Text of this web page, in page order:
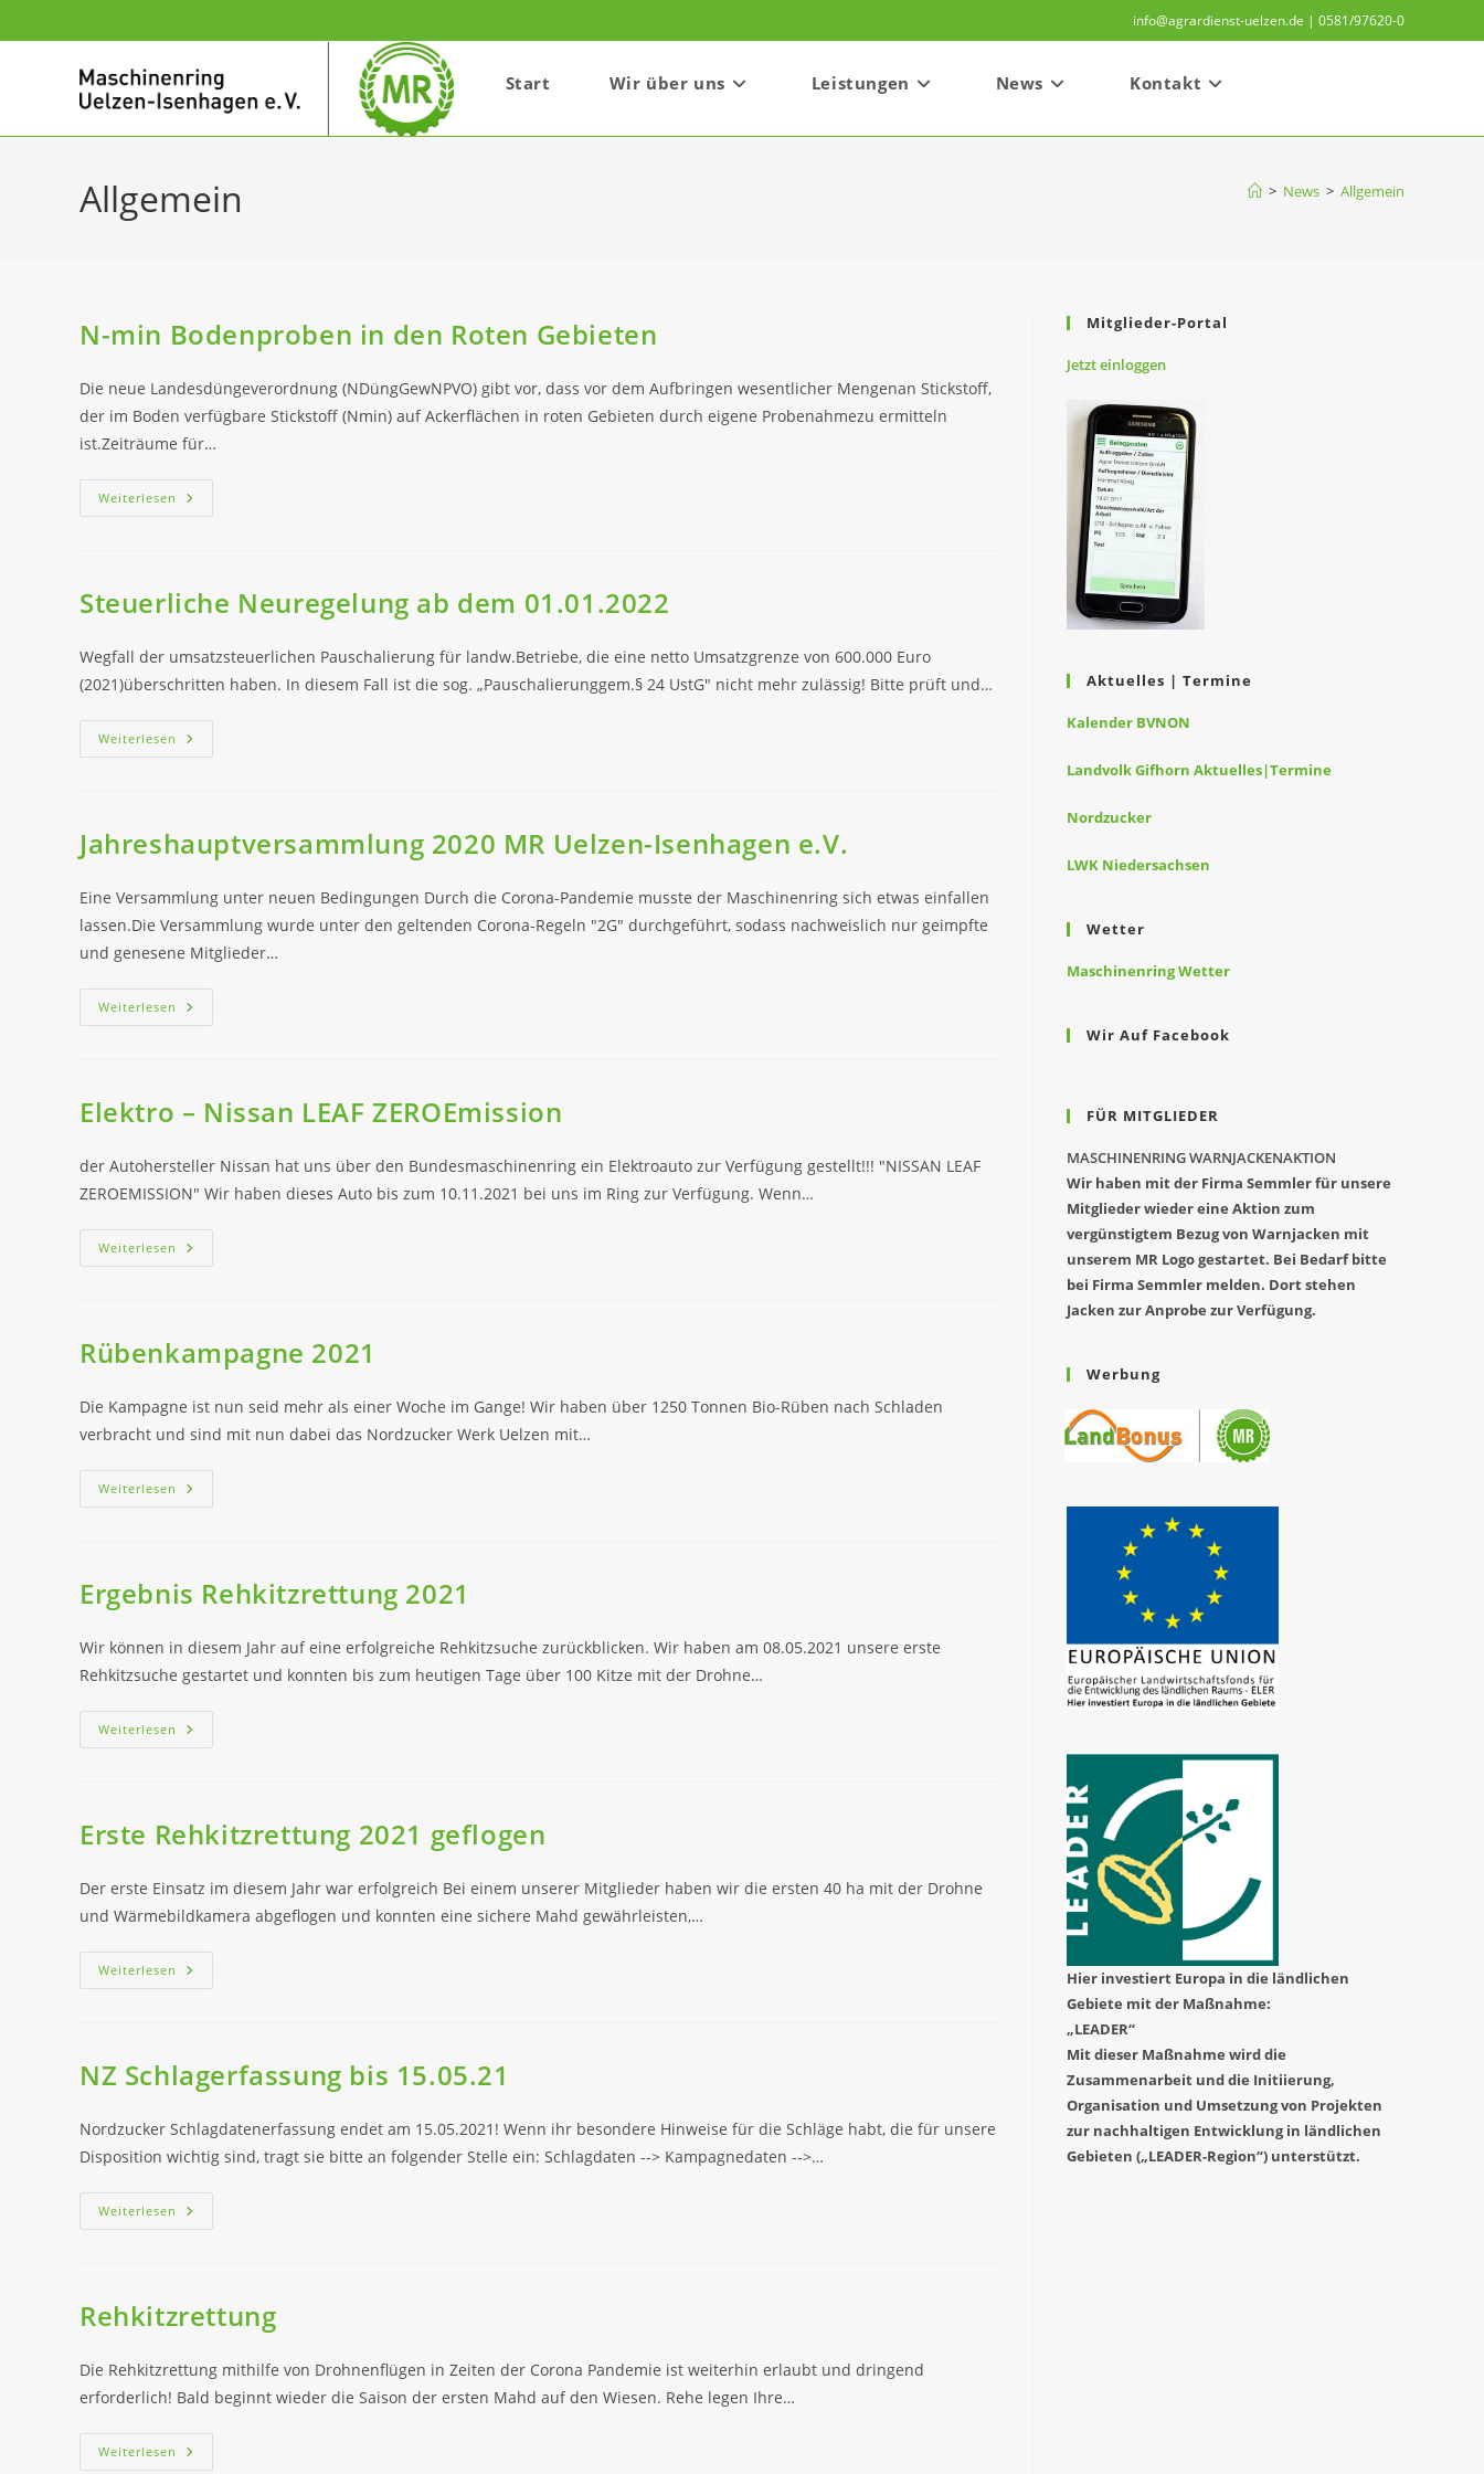
Inhalt
info@agrardienst-uelzen.de | 0581/97620-0
Start Wir über uns Leistungen News Kontakt
Allgemein > News > Allgemein
N-min Bodenproben in den Roten Gebieten
Die neue Landesdüngeverordnung (NDüngGewNPVO) gibt vor, dass vor dem Aufbringen wesentlicher Mengenan Stickstoff,
der im Boden verfügbare Stickstoff (Nmin) auf Ackerflächen in roten Gebieten durch eigene Probenahmezu ermitteln
ist.Zeiträume für…
Weiterlesen N-
Min
Gebieten
Steuerliche Neuregelung ab dem 01.01.2022
Wegfall der umsatzsteuerlichen Pauschalierung für landw.Betriebe, die eine netto Umsatzgrenze von 600.000 Euro
(2021)überschritten haben. In diesem Fall ist die sog. „Pauschalierunggem.§ 24 UstG" nicht mehr zulässig! Bitte prüft und…
Weiterlesen Steuerliche
Neuregelung
Jahreshauptversammlung 2020 MR Uelzen-Isenhagen e.V.
Eine Versammlung unter neuen Bedingungen Durch die Corona-Pandemie musste der Maschinenring sich etwas einfallen
lassen.Die Versammlung wurde unter den geltenden Corona-Regeln "2G" durchgeführt, sodass nachweislich nur geimpfte
und genesene Mitglieder…
Weiterlesen Jahreshauptversammlung
2020
Elektro – Nissan LEAF ZEROEmission
der Autohersteller Nissan hat uns über den Bundesmaschinenring ein Elektroauto zur Verfügung gestellt!!! "NISSAN LEAF
ZEROEMISSION" Wir haben dieses Auto bis zum 10.11.2021 bei uns im Ring zur Verfügung. Wenn…
Weiterlesen Elektro
–
Rübenkampagne 2021
Die Kampagne ist nun seid mehr als einer Woche im Gange! Wir haben über 1250 Tonnen Bio-Rüben nach Schladen
verbracht und sind mit nun dabei das Nordzucker Werk Uelzen mit…
Weiterlesen Rübenkampagne
2021
Ergebnis Rehkitzrettung 2021
Wir können in diesem Jahr auf eine erfolgreiche Rehkitzsuche zurückblicken. Wir haben am 08.05.2021 unsere erste
Rehkitzsuche gestartet und konnten bis zum heutigen Tage über 100 Kitze mit der Drohne…
Weiterlesen Ergebnis
Rehkitzrettung
Erste Rehkitzrettung 2021 geflogen
Der erste Einsatz im diesem Jahr war erfolgreich Bei einem unserer Mitglieder haben wir die ersten 40 ha mit der Drohne
und Wärmebildkamera abgeflogen und konnten eine sichere Mahd gewährleisten,…
Weiterlesen Erste
Rehkitzrettung
NZ Schlagerfassung bis 15.05.21
Nordzucker Schlagdatenerfassung endet am 15.05.2021! Wenn ihr besondere Hinweise für die Schläge habt, die für unsere
Disposition wichtig sind, tragt sie bitte an folgender Stelle ein: Schlagdaten --> Kampagnedaten -->…
Weiterlesen NZ
Schlagerfassung
Rehkitzrettung
Die Rehkitzrettung mithilfe von Drohnenflügen in Zeiten der Corona Pandemie ist weiterhin erlaubt und dringend
erforderlich! Bald beginnt wieder die Saison der ersten Mahd auf den Wiesen. Rehe legen Ihre…
Weiterlesen Rehkitzrettung
Mitglieder-Portal
Jetzteinloggen
Aktuelles | Termine
Kalender BVNON
Landvolk Gifhorn Aktuelles|Termine
Nordzucker
LWK Niedersachsen
Wetter
Maschinenring Wetter
Wir Auf Facebook
FÜR MITGLIEDER
MASCHINENRING WARNJACKENAKTION
Wir haben mit der Firma Semmler für unsere
Mitglieder wieder eine Aktion zum
vergünstigtem Bezug von Warnjacken mit
unserem MR Logo gestartet. Bei Bedarf bitte
bei Firma Semmler melden. Dort stehen
Jacken zur Anprobe zur Verfügung.
Werbung
Hier investiert Europa in die ländlichen
Gebiete mit der Maßnahme:
„LEADER“
Mit dieser Maßnahme wird die
Zusammenarbeit und die Initiierung,
Organisation und Umsetzung von Projekten
zur nachhaltigen Entwicklung in ländlichen
Gebieten („LEADER-Region“) unterstützt.